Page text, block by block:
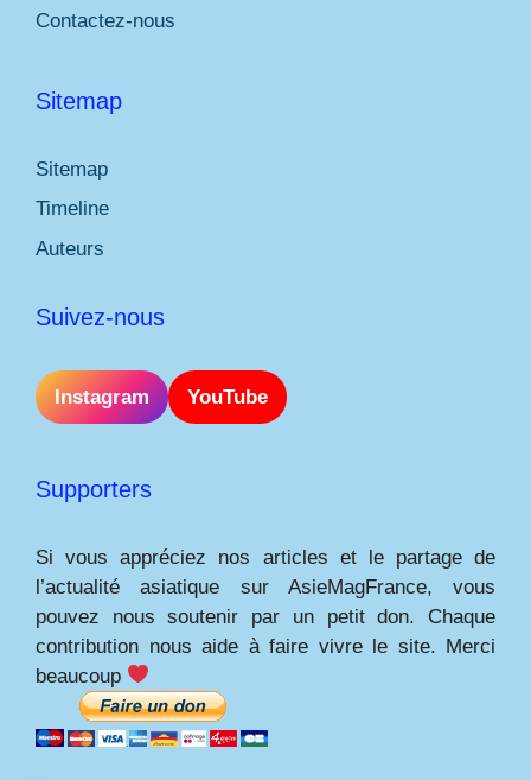
Contactez-nous
Sitemap
Sitemap
Timeline
Auteurs
Suivez-nous
Instagram YouTube
Supporters
Si vous appréciez nos articles et le partage de
l’actualité asiatique sur AsieMagFrance, vous
pouvez nous soutenir par un petit don. Chaque
contribution nous aide à faire vivre le site. Merci
beaucoup